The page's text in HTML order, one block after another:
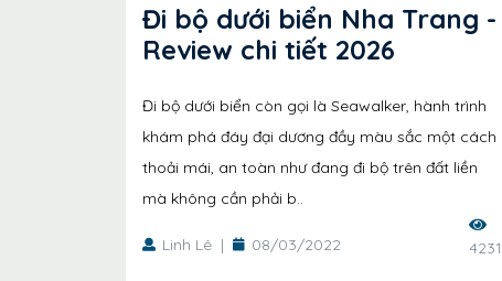
Đi bộ dưới biển Nha Trang -
Review chi tiết 2026
Đi bộ dưới biển còn gọi là Seawalker, hành trình
khám phá đáy đại dương đầy màu sắc một cách
thoải mái, an toàn như đang đi bộ trên đất liền
mà không cần phải b..
Linh Lê | 08/03/2022 4231